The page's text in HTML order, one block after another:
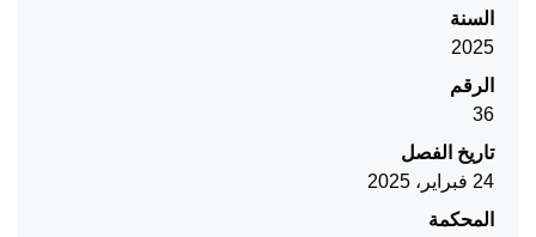
السنة
2025
الرقم
36
تاريخ الفصل
24 فبراير، 2025
المحكمة